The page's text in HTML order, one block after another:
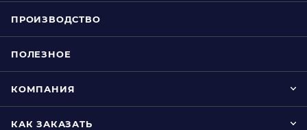
ПРОИЗВОДСТВО
ПОЛЕЗНОЕ
КОМПАНИЯ
КАК ЗАКАЗАТЬ